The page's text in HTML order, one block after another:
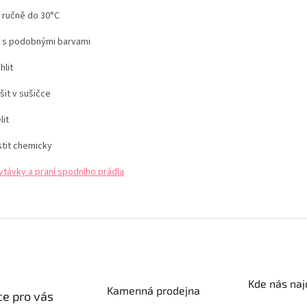
do 30°C
s podobnými barvami
v sušičce
chemicky
a praní spodního prádla
pro vás Kamenná prodejna
Kde nás